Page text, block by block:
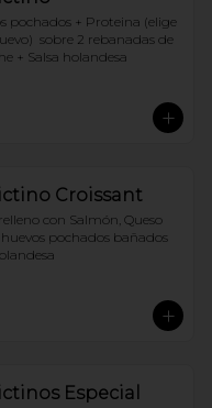
pochados + Proteina (elige
sobre 2 rebanadas de
+ Salsa holandesa
Croissant
con Salmón, Queso
pochados bañados
Especial